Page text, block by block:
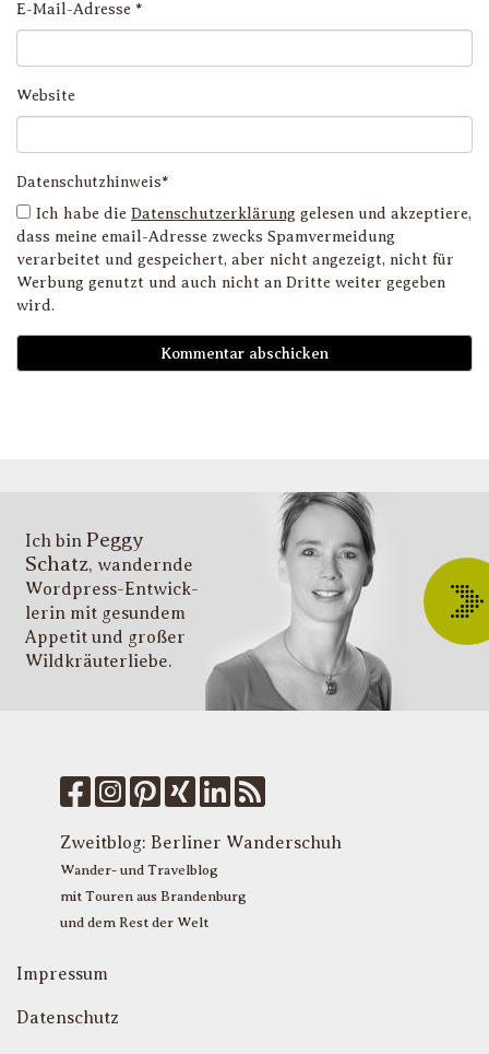
E-Mail-Adresse *
Website
Datenschutzhinweis*
Ich habe die Datenschutzerklärung gelesen und akzeptiere,
dass meine email-Adresse zwecks Spamvermeidung
verarbeitet und gespeichert, aber nicht angezeigt, nicht für
Werbung genutzt und auch nicht an Dritte weiter gegeben
wird.
Ich bin Peggy
Schatz, wandernde
Wordpress-Entwick­
lerin mit gesundem
Appetit und großer
Wildkräuter­liebe.
Zweitblog: Berliner Wanderschuh
Wander- und Travelblog
mit Touren aus Brandenburg
und dem Rest der Welt
Impressum
Datenschutz